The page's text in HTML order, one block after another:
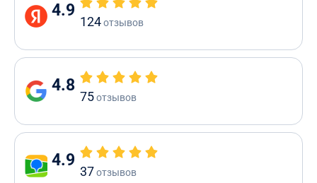
4.9
124отзывов
4.8
75отзывов
4.9
37отзывов